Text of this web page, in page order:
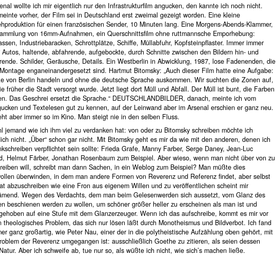
wollte ich mir eigentlich nur den Infrastrukturfilm angucken, den kannte ich noch nicht.
vorher, der Film sei in Deutschland erst zweimal gezeigt worden. Eine kleine
für einen französischen Sender, 10 Minuten lang. Eine Morgens-Abends-Klammer,
von 16mm-Aufnahmen, ein Querschnittsfilm ohne ruttmannsche Emporhebung:
Industriebaracken, Schrottplätze, Schiffe, Müllabfuhr, Kopfsteinpflaster. Immer immer
Autos, haltende, abfahrende, aufgebockte, durch Schnitte zwischen den Bildern hin- und
Schilder, Geräusche, Details. Ein Westberlin in Abwicklung, 1987, lose Fadenenden, die
enganeinandergesetzt sind. Hartmut Bitomsky: „Auch dieser Film hatte eine Aufgabe:
von Berlin handeln und ohne die deutsche Sprache auskommen. Wir suchten die Zonen auf,
früher die Stadt versorgt wurde. Jetzt liegt dort Müll und Abfall. Der Müll ist bunt, die Farben
Das Geschrei ersetzt die Sprache.“ DEUTSCHLANDBILDER, danach, meinte ich vom
und Textelesen gut zu kennen, auf der Leinwand aber im Arsenal erschien er ganz neu.
aber immer so im Kino. Man steigt nie in den selben Fluss.
jemand wie ich ihm viel zu verdanken hat: von oder zu Bitomsky schreiben möchte ich
nicht. „Über“ schon gar nicht. Mit Bitomsky geht es mir da wie mit den anderen, denen ich
verpflichtet sein sollte: Frieda Grafe, Manny Farber, Serge Daney, Jean-Luc
Helmut Färber, Jonathan Rosenbaum zum Beispiel. Aber wieso, wenn man nicht über von zu
will, schreibt man dann Sachen, in ein Weblog zum Beispiel? Man müßte dies
überwinden, in dem man andere Formen von Reverenz und Referenz findet, aber selbst
abzuschreiben wie eine Fron aus eigenem Willen und zu veröffentlichen scheint mir
Wegen des Verdachts, dem man beim Gelesenwerden sich aussetzt, vom Glanz des
beschienen werden zu wollen, um schöner größer heller zu erscheinen als man ist und
auf eine Stufe mit dem Glanzerzeuger. Wenn ich das aufschreibe, kommt es mir vor
theologisches Problem, das sich nur lösen läßt durch Monotheismus und Bildverbot. Ich fand
ganz großartig, wie Peter Nau, einer der in die polytheistische Aufzählung oben gehört, mit
der Reverenz umgegangen ist: ausschließlich Goethe zu zitieren, als seien dessen
Aber ich schweife ab, tue nur so, als wüßte ich nicht, wie sich’s machen ließe.